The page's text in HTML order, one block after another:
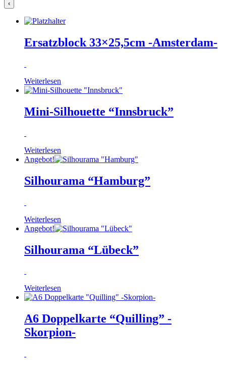
‹
Ersatzblock 33×25,5cm -Amsterdam-
Weiterlesen
Mini-Silhouette “Innsbruck”
Weiterlesen
Angebot!
Silhourama “Hamburg”
Weiterlesen
Angebot!
Silhourama “Lübeck”
Weiterlesen
A6 Doppelkarte “Quilling” -
Skorpion-